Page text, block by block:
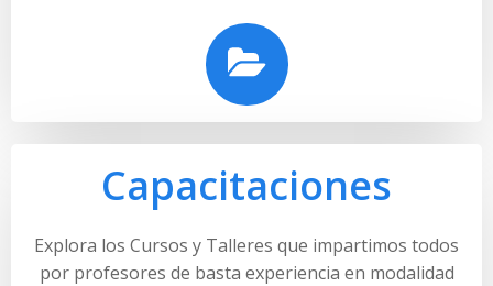
Capacitaciones
Explora los Cursos y Talleres que impartimos todos
por profesores de basta experiencia en modalidad